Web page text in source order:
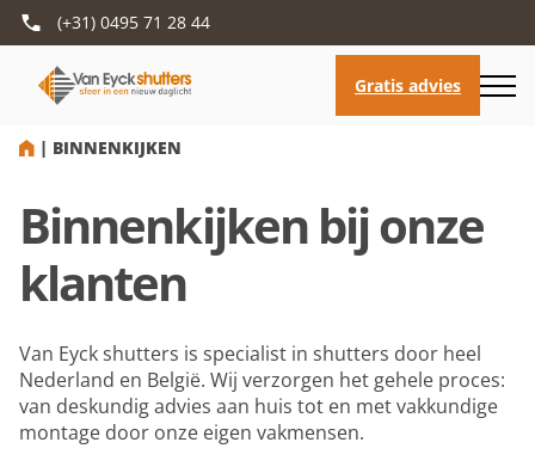
(+31) 0495 71 28 44
HOME
| BINNENKIJKEN
Binnenkijken bij onze
klanten
Van Eyck shutters is specialist in shutters door heel
Nederland en België. Wij verzorgen het gehele proces:
van deskundig advies aan huis tot en met vakkundige
montage door onze eigen vakmensen.